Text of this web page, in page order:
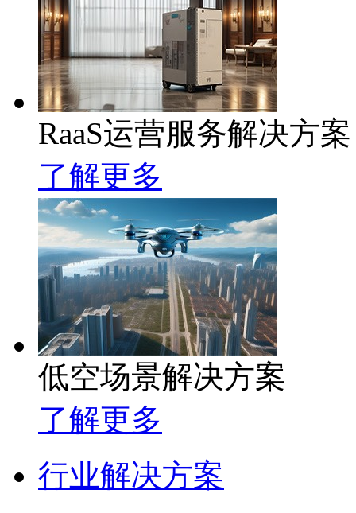
RaaS运营服务解决方案
了解更多
低空场景解决方案
了解更多
行业解决方案